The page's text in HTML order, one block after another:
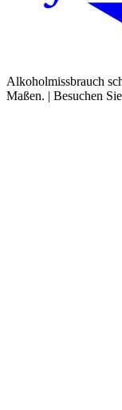
Alkoholmissbrauch
Maßen. | Besuchen